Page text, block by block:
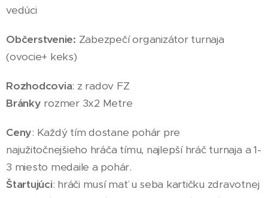
vedúci
Občerstvenie: Zabezpečí organizátor turnaja
(ovocie+ keks)
Rozhodcovia: z radov FZ
Bránky rozmer 3x2 Metre
Ceny: Každý tím dostane pohár pre
najužitočnejšieho hráča tímu, najlepší hráč turnaja a 1-
3 miesto medaile a pohár.
Štartujúci: hráči musí mať u seba kartičku zdravotnej